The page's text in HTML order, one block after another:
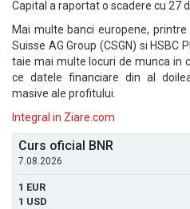
Capital a raportat o scadere cu 27
Mai multe banci europene, printre
Suisse AG Group (CSGN) si HSBC
taie mai multe locuri de munca in
ce datele financiare din al
masive ale profitului.
Integral in Ziare.com
Curs oficial BNR
7.08.2026
1 EUR
1 USD